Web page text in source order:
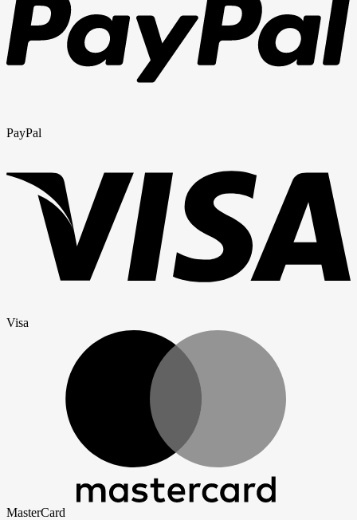
PayPal
Visa
MasterCard